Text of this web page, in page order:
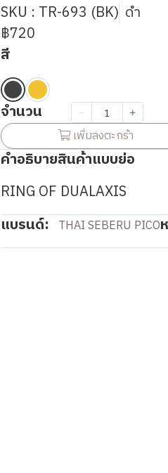
SKU : TR-693 (BK) ดำ
฿720
สี
จำนวน
เพิ่มลงตะกร้า
คำอธิบายสินค้าแบบย่อ
RING OF DUALAXIS
แบรนด์: THAI SEBERU PICO